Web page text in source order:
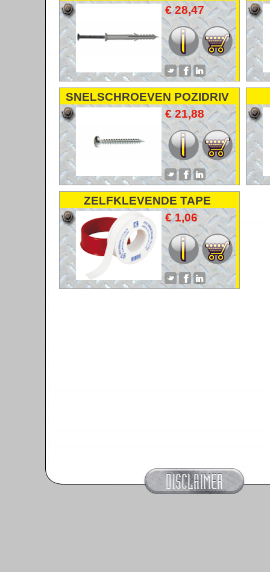
€ 28,47
SNELSCHROEVEN POZIDRIV
VERZINKT€ 21,88
ZELFKLEVENDE TAPE
€ 1,06